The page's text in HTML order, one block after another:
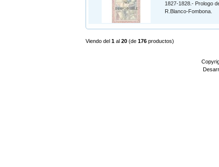
1827-1828.- Prologo
R.Blanco-Fombona.
Viendo del 1 al 20 (de 176 productos)